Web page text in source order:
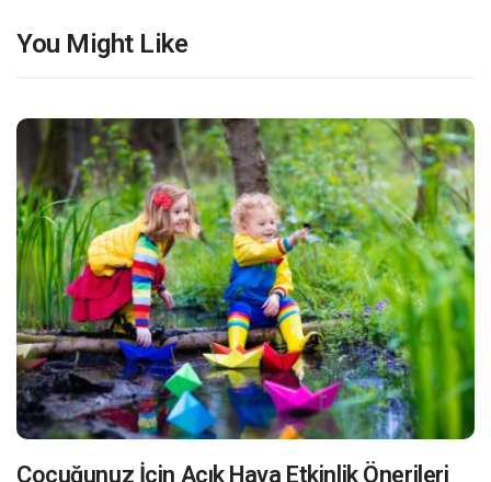
You Might Like
Çocuğunuz İçin Açık Hava Etkinlik Önerileri